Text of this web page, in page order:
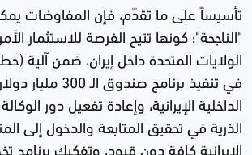
تأسيساً على ما تقدّم، فإن المفاوضات
"الناجحة"؛ كونها تتيح الفرصة للاستثمار
الولايات المتحدة داخل إيران، ضمن آلية
في تنفيذ برنامج
الداخلية الإيرانية، وإعادة تفعيل دور
الذرية في تحقيق المتابعة والدخول إلى
الإيرانية كافة دون قيود، وتفكيك برنامج